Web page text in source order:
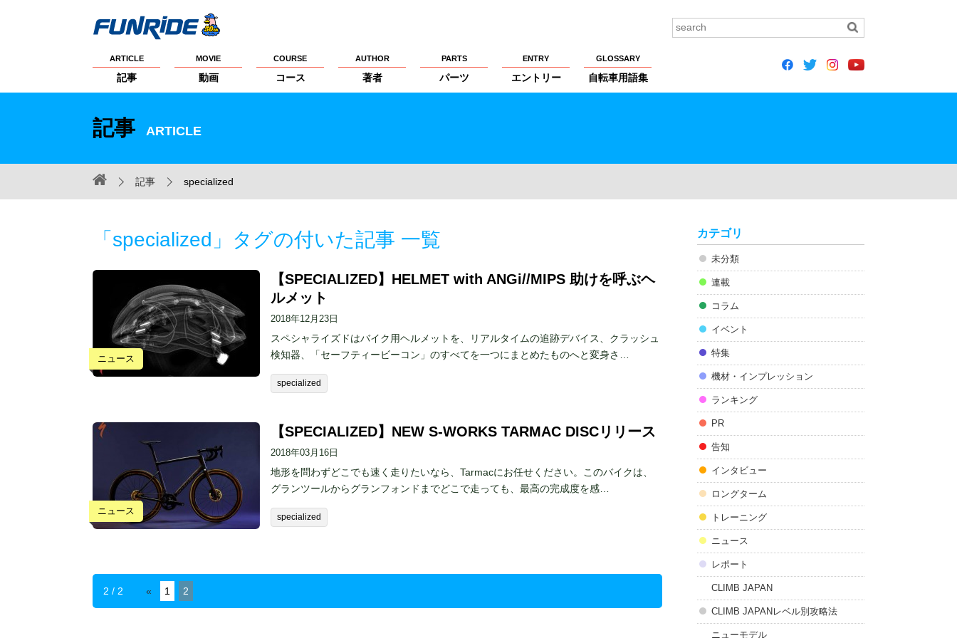
ARTICLE
記事
MOVIE
動画
COURSE
コース
AUTHOR
著者
PARTS
パーツ
ENTRY
エントリー
GLOSSARY
自転車用語集
記事 ARTICLE
記事 specialized
「specialized」タグの付いた記事 一覧
ニュース
【SPECIALIZED】HELMET with ANGi//MIPS 助けを呼ぶヘ
ルメット
2018年12月23日
スペシャライズドはバイク用ヘルメットを、リアルタイムの追跡デバイス、クラッシュ
検知器、「セーフティービーコン」のすべてを一つにまとめたものへと変身さ…
specialized
ニュース
【SPECIALIZED】NEW S-WORKS TARMAC DISCリリース
2018年03月16日
地形を問わずどこでも速く走りたいなら、Tarmacにお任せください。このバイクは、
グランツールからグランフォンドまでどこで走っても、最高の完成度を感…
specialized
2 / 2 « 1 2
カテゴリ
未分類
連載
コラム
イベント
特集
機材・インプレッション
ランキング
PR
告知
インタビュー
ロングターム
トレーニング
ニュース
レポート
CLIMB JAPAN
CLIMB JAPANレベル別攻略法
ニューモデル